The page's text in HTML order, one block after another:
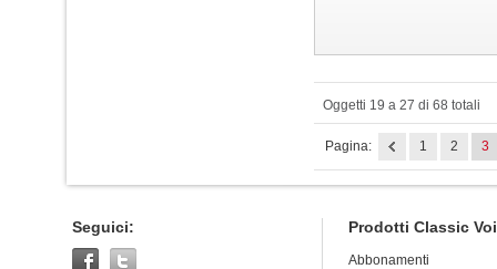
Oggetti 19 a 27 di 68 totali
Pagina: 1 2 3
Seguici: Prodotti Classic
Abbonamenti